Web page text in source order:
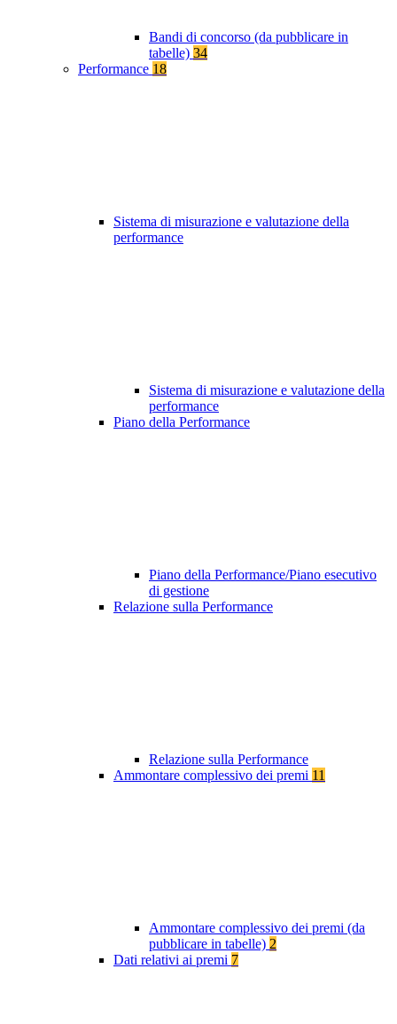
Bandi di concorso (da pubblicare in
tabelle) 34
Performance 18
Sistema di misurazione e valutazione della
performance
Sistema di misurazione e valutazione della
performance
Piano della Performance
Piano della Performance/Piano esecutivo
di gestione
Relazione sulla Performance
Relazione sulla Performance
Ammontare complessivo dei premi 11
Ammontare complessivo dei premi (da
pubblicare in tabelle) 2
Dati relativi ai premi 7